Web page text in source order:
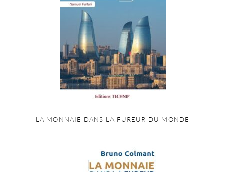
LA MONNAIE DANS LA FUREUR DU MONDE